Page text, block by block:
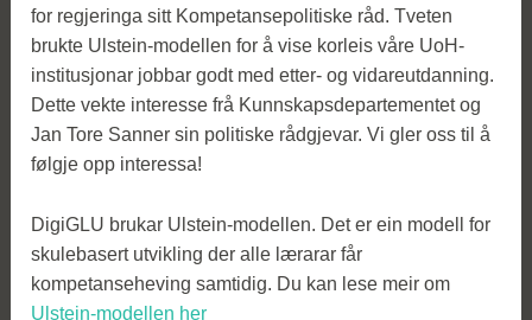
for regjeringa sitt Kompetansepolitiske råd. Tveten
brukte Ulstein-modellen for å vise korleis våre UoH-
institusjonar jobbar godt med etter- og vidareutdanning.
Dette vekte interesse frå Kunnskapsdepartementet og
Jan Tore Sanner sin politiske rådgjevar. Vi gler oss til å
følgje opp interessa!
DigiGLU brukar Ulstein-modellen. Det er ein modell for
skulebasert utvikling der alle lærarar får
kompetanseheving samtidig. Du kan lese meir om
Ulstein-modellen her